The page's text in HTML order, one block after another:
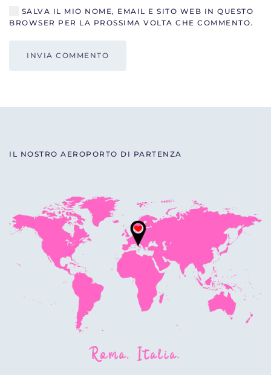
SALVA IL MIO NOME, EMAIL E SITO WEB IN QUESTO
BROWSER PER LA PROSSIMA VOLTA CHE COMMENTO.
INVIA COMMENTO
IL NOSTRO AEROPORTO DI PARTENZA